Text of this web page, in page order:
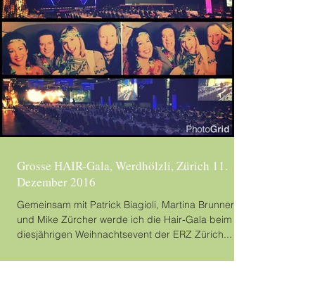
Grosse HAIR-Gala, Werdhölzli, Zürich 11.
Dezember 2016
Gemeinsam mit Patrick Biagioli, Martina Brunner
und Mike Zürcher werde ich die Hair-Gala beim
diesjährigen Weihnachtsevent der ERZ Zürich...